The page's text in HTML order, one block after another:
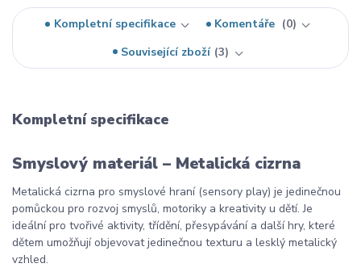
Kompletní specifikace Komentáře
0
Související zboží 3
Kompletní specifikace
Smyslový materiál – Metalická cizrna
Metalická cizrna pro smyslové hraní (sensory play) je jedinečnou
pomůckou pro rozvoj smyslů, motoriky a kreativity u dětí. Je
ideální pro tvořivé aktivity, třídění, přesypávání a další hry, které
dětem umožňují objevovat jedinečnou texturu a lesklý metalický
vzhled.